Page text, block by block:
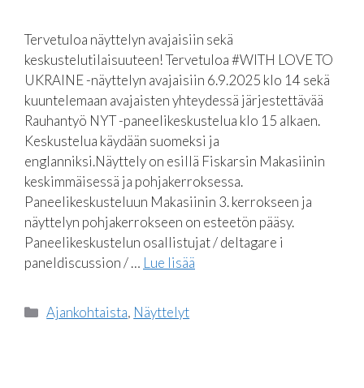
Tervetuloa näyttelyn avajaisiin sekä
keskustelutilaisuuteen! Tervetuloa #WITH LOVE TO
UKRAINE -näyttelyn avajaisiin 6.9.2025 klo 14 sekä
kuuntelemaan avajaisten yhteydessä järjestettävää
Rauhantyö NYT -paneelikeskustelua klo 15 alkaen.
Keskustelua käydään suomeksi ja
englanniksi.Näyttely on esillä Fiskarsin Makasiinin
keskimmäisessä ja pohjakerroksessa.
Paneelikeskusteluun Makasiinin 3. kerrokseen ja
näyttelyn pohjakerrokseen on esteetön pääsy.
Paneelikeskustelun osallistujat / deltagare i
paneldiscussion / … Lue lisää
Kategoriat
Ajankohtaista, Näyttelyt